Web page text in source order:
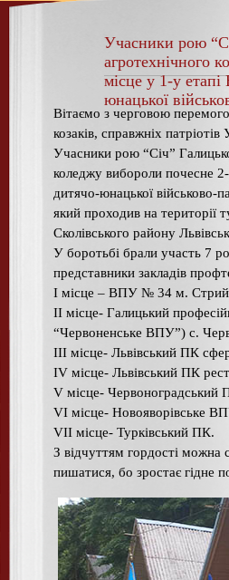
Учасники рою
агротехнічного
місце у 1-у етапі
юнацької
Вітаємо з черговою
козаків, справжніх
Учасники рою “Січ”
коледжу вибороли почесне 2-
дитячо-юнацької військово-
який проходив на території
Сколівського району
У боротьбі брали участь 7
представники закладів
І місце – ВПУ № 34 м.
ІІ місце- Галицький
“Червоненське ВПУ”) с.
ІІІ місце- Львівський ПК
ІV місце- Львівський ПК
V місце- Червоноградський
VI місце- Новояворівське
VII місце- Турківський ПК.
З відчуттям гордості можна
пишатися, бо зростає гідне